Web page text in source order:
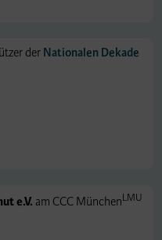
derNationalen Dekade
e.V. am CCC MünchenLMU